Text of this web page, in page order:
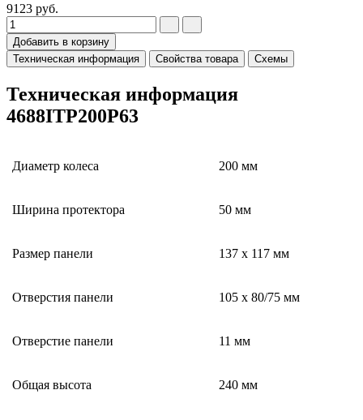
9123 руб.
Добавить в корзину
Техническая информация
Свойства товара Схемы
Техническая информация
4688ITP200P63
Диаметр колеса 200 мм
Ширина протектора 50 мм
Размер панели 137 x 117 мм
Отверстия панели 105 x 80/75 мм
Отверстие панели 11 мм
Общая высота 240 мм